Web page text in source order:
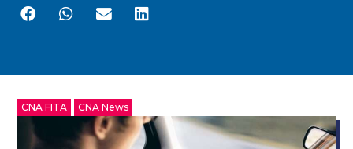
CNA FITA CNA News